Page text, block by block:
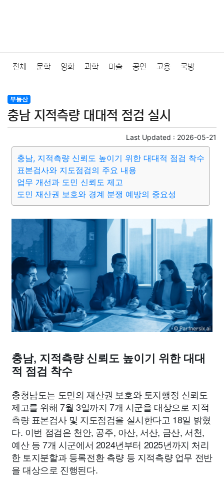
전체 문학 영화 과학 미술 공연 고용 국방
법률
질병 가요 방송 일상 주식 암호화폐
결혼 육아 반려동물 패션 미용 증권 인테리어
요리 상품리뷰 원예 금융 게임
대출 자동차 취미 여행 맛집 IT 컴퓨터 기술
사회 정치 건강 의료 경제 마케팅
부동산 외국어 교육 교통 생활 기타
부동산
충남 지적측량 대대적 점검 실시
Last Updated : 2026-05-21
충남, 지적측량 신뢰도 높이기 위한 대대적 점검 착수
표본검사와 지도점검의 주요 내용
업무 개선과 도민 신뢰도 제고
도민 재산권 보호와 경계 분쟁 예방의 중요성
충남, 지적측량 신뢰도 높이기 위한 대대
적 점검 착수
충청남도는 도민의 재산권 보호와 토지행정 신뢰도
제고를 위해 7월 3일까지 7개 시군을 대상으로 지적
측량 표본검사 및 지도점검을 실시한다고 18일 밝혔
다. 이번 점검은 천안, 공주, 아산, 서산, 금산, 서천,
예산 등 7개 시군에서 2024년부터 2025년까지 처리
한 토지분할과 등록전환 측량 등 지적측량 업무 전반
을 대상으로 진행된다.